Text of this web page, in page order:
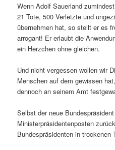
Wenn Adolf Sauerland
21 Tote, 500 Verletzte und
übernehmen hat, so stellt er es
arrogant! Er erlaubt die
ein Herzchen ohne gleichen.
Und nicht vergessen wollen wir
Menschen auf dem gewissen
dennoch an seinem Amt
Selbst der neue
Ministerpräsidentenposten
Bundespräsidenten in trockenen